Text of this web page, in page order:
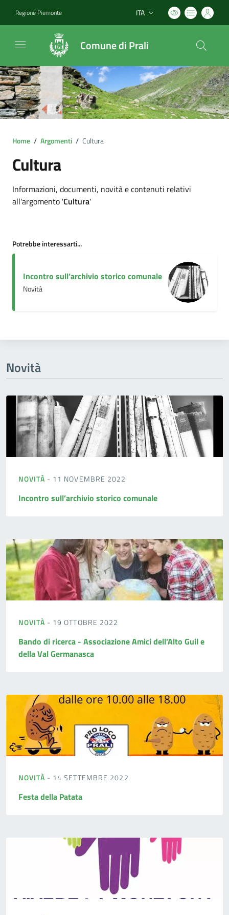
Regione Piemonte Lingua attiva:
ITA
Comune di Prali
Home / Argomenti / Cultura
Cultura
Dettagli argomento
Informazioni, documenti, novità e contenuti relativi
all'argomento 'Cultura'
Potrebbe interessarti...
Incontro sull’archivio storico comunale
Novità
Novità
NOVITÀ - 11 NOVEMBRE 2022
Incontro sull’archivio storico comunale
NOVITÀ - 19 OTTOBRE 2022
Bando di ricerca - Associazione Amici dell’Alto Guil e
della Val Germanasca
NOVITÀ - 14 SETTEMBRE 2022
Festa della Patata